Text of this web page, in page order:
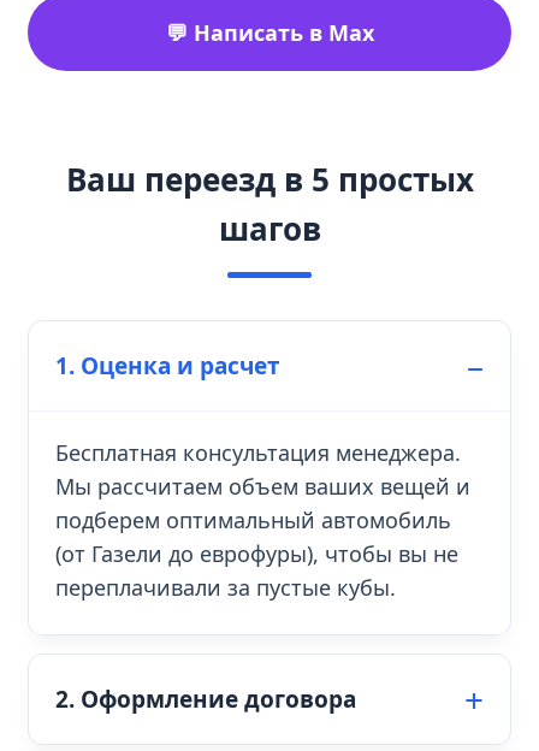
💬 Написать в Max
Ваш переезд в 5 простых
шагов
1. Оценка и расчет
Бесплатная консультация менеджера.
Мы рассчитаем объем ваших вещей и
подберем оптимальный автомобиль
(от Газели до еврофуры), чтобы вы не
переплачивали за пустые кубы.
2. Оформление договора